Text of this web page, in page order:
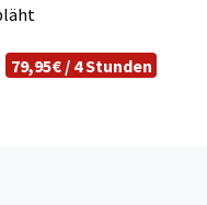
79,95€ / 4 Stunden